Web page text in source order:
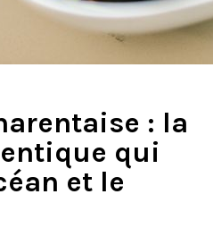
: la
qui
et le